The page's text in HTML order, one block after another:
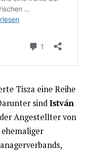
Tisza eine Reihe
sindIstván
Angestellter von